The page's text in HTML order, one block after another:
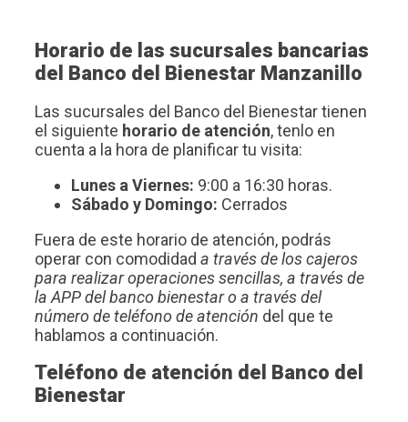
Horario de las sucursales bancarias
del Banco del Bienestar Manzanillo
Las sucursales del Banco del Bienestar tienen
el siguiente horario de atención, tenlo en
cuenta a la hora de planificar tu visita:
Lunes a Viernes: 9:00 a 16:30 horas.
Sábado y Domingo: Cerrados
Fuera de este horario de atención, podrás
operar con comodidad a través de los cajeros
para realizar operaciones sencillas, a través de
la APP del banco bienestar o a través del
número de teléfono de atención del que te
hablamos a continuación.
Teléfono de atención del Banco del
Bienestar